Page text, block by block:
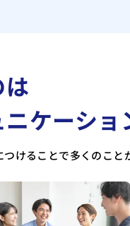
ニケーシ
けることで多くのこと